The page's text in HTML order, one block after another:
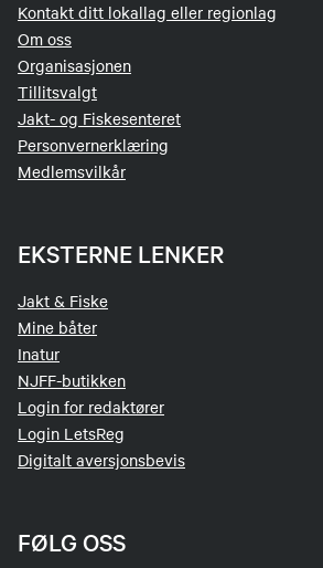
Kontakt ditt lokallag eller regionlag
Om oss
Organisasjonen
Tillitsvalgt
Jakt- og Fiskesenteret
Personvernerklæring
Medlemsvilkår
EKSTERNE LENKER
Jakt & Fiske
Mine båter
Inatur
NJFF-butikken
Login for redaktører
Login LetsReg
Digitalt aversjonsbevis
FØLG OSS